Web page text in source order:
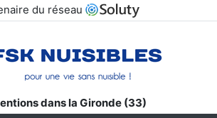
du réseau
dans la Gironde (33)